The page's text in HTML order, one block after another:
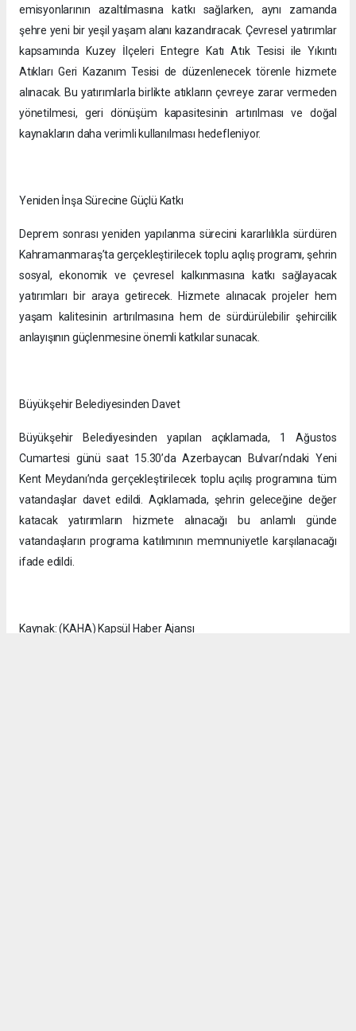
emisyonlarının azaltılmasına katkı sağlarken, aynı zamanda
şehre yeni bir yeşil yaşam alanı kazandıracak. Çevresel yatırımlar
kapsamında Kuzey İlçeleri Entegre Katı Atık Tesisi ile Yıkıntı
Atıkları Geri Kazanım Tesisi de düzenlenecek törenle hizmete
alınacak. Bu yatırımlarla birlikte atıkların çevreye zarar vermeden
yönetilmesi, geri dönüşüm kapasitesinin artırılması ve doğal
kaynakların daha verimli kullanılması hedefleniyor.
Yeniden İnşa Sürecine Güçlü Katkı
Deprem sonrası yeniden yapılanma sürecini kararlılıkla sürdüren
Kahramanmaraş’ta gerçekleştirilecek toplu açılış programı, şehrin
sosyal, ekonomik ve çevresel kalkınmasına katkı sağlayacak
yatırımları bir araya getirecek. Hizmete alınacak projeler hem
yaşam kalitesinin artırılmasına hem de sürdürülebilir şehircilik
anlayışının güçlenmesine önemli katkılar sunacak.
Büyükşehir Belediyesinden Davet
Büyükşehir Belediyesinden yapılan açıklamada, 1 Ağustos
Cumartesi günü saat 15.30’da Azerbaycan Bulvarı’ndaki Yeni
Kent Meydanı’nda gerçekleştirilecek toplu açılış programına tüm
vatandaşlar davet edildi. Açıklamada, şehrin geleceğine değer
katacak yatırımların hizmete alınacağı bu anlamlı günde
vatandaşların programa katılımının memnuniyetle karşılanacağı
ifade edildi.
Kaynak: (KAHA) Kapsül Haber Ajansı